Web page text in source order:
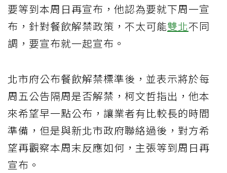
要等到本周日再宣布，他認為要就下周一宣
布，針對餐飲解禁政策，不太可能雙北不同
調，要宣布就一起宣布。
北市府公布餐飲解禁標準後，並表示將於每
周五公告隔周是否解禁，柯文哲指出，他本
來希望早一點公布，讓業者有比較長的時間
準備，但是與新北市政府聯絡過後，對方希
望再觀察本周末反應如何，主張等到周日再
宣布。